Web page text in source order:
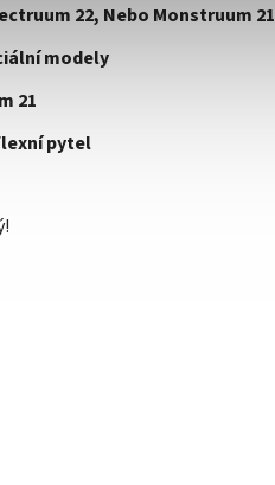
22, Nebo Monstruum 21
modely
21
pytel